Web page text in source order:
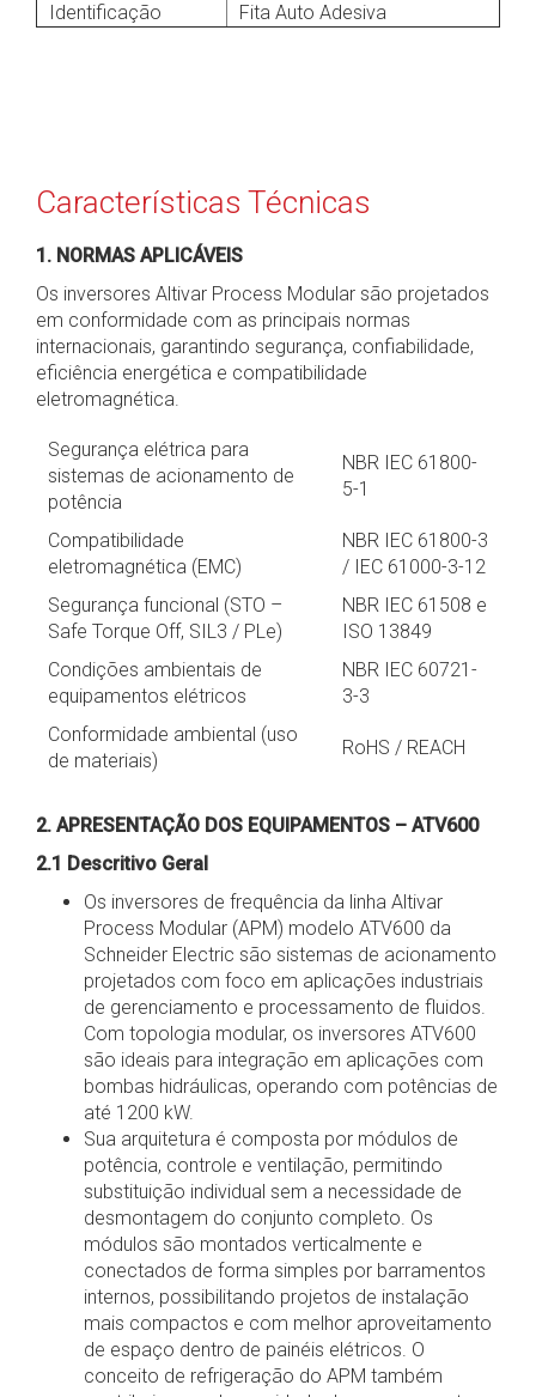
Identificação
Fita Auto Adesiva
Características Técnicas
1. NORMAS APLICÁVEIS
Os inversores Altivar Process Modular são projetados
em conformidade com as principais normas
internacionais, garantindo segurança, confiabilidade,
eficiência energética e compatibilidade
eletromagnética.
Segurança elétrica para
sistemas de acionamento de
potência
NBR IEC 61800-
5-1
Compatibilidade
eletromagnética (EMC)
NBR IEC 61800-3
/ IEC 61000-3-12
Segurança funcional (STO –
Safe Torque Off, SIL3 / PLe)
NBR IEC 61508 e
ISO 13849
Condições ambientais de
equipamentos elétricos
NBR IEC 60721-
3-3
Conformidade ambiental (uso
de materiais)
RoHS / REACH
2. APRESENTAÇÃO DOS EQUIPAMENTOS – ATV600
2.1 Descritivo Geral
Os inversores de frequência da linha Altivar
Process Modular (APM) modelo ATV600 da
Schneider Electric são sistemas de acionamento
projetados com foco em aplicações industriais
de gerenciamento e processamento de fluidos.
Com topologia modular, os inversores ATV600
são ideais para integração em aplicações com
bombas hidráulicas, operando com potências de
até 1200 kW.
Sua arquitetura é composta por módulos de
potência, controle e ventilação, permitindo
substituição individual sem a necessidade de
desmontagem do conjunto completo. Os
módulos são montados verticalmente e
conectados de forma simples por barramentos
internos, possibilitando projetos de instalação
mais compactos e com melhor aproveitamento
de espaço dentro de painéis elétricos. O
conceito de refrigeração do APM também